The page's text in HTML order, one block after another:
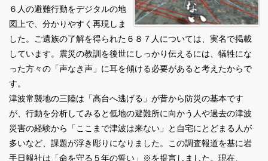
６人の避難行動をデジタルの地
図上で、分かりやすく再現しま
した。ご遺族の了解を得られた６８７人については、実名で掲載
しています。震災の教訓を後世にしっかり伝えるには、犠牲にな
った方々の「声なき声」に耳を傾ける必要があると考えたからで
す。
津波常襲地の三陸は「高台へ逃げる」が昔から防災の基本です
が、行動を分析してみると低地の避難所に向かう人や過去の津波
災害の経験から「ここまで津波は来ない」と自宅にとどまる人が
多いなど、課題が浮き彫りになりました。この調査報道を基に岩
手日報社は「命を守る５年の誓い」※を提言しました。現在、